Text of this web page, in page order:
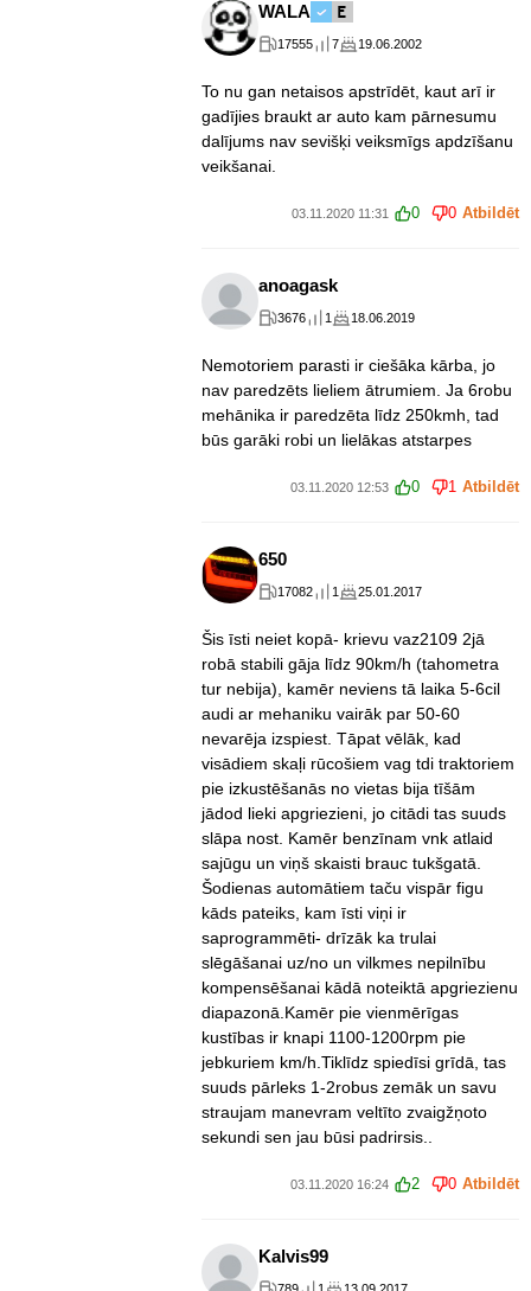
WALA
17555 7 19.06.2002
To nu gan netaisos apstrīdēt, kaut arī ir
gadījies braukt ar auto kam pārnesumu
dalījums nav sevišķi veiksmīgs apdzīšanu
veikšanai.
03.11.2020 11:31 0 0 Atbildēt
anoagask
3676 1 18.06.2019
Nemotoriem parasti ir ciešāka kārba, jo
nav paredzēts lieliem ātrumiem. Ja 6robu
mehānika ir paredzēta līdz 250kmh, tad
būs garāki robi un lielākas atstarpes
03.11.2020 12:53 0 1 Atbildēt
650
17082 1 25.01.2017
Šis īsti neiet kopā- krievu vaz2109 2jā
robā stabili gāja līdz 90km/h (tahometra
tur nebija), kamēr neviens tā laika 5-6cil
audi ar mehaniku vairāk par 50-60
nevarēja izspiest. Tāpat vēlāk, kad
visādiem skaļi rūcošiem vag tdi traktoriem
pie izkustēšanās no vietas bija tīšām
jādod lieki apgriezieni, jo citādi tas suuds
slāpa nost. Kamēr benzīnam vnk atlaid
sajūgu un viņš skaisti brauc tukšgatā.
Šodienas automātiem taču vispār figu
kāds pateiks, kam īsti viņi ir
saprogrammēti- drīzāk ka trulai
slēgāšanai uz/no un vilkmes nepilnību
kompensēšanai kādā noteiktā apgriezienu
diapazonā.Kamēr pie vienmērīgas
kustības ir knapi 1100-1200rpm pie
jebkuriem km/h.Tiklīdz spiedīsi grīdā, tas
suuds pārleks 1-2robus zemāk un savu
straujam manevram veltīto zvaigžņoto
sekundi sen jau būsi padrirsis..
03.11.2020 16:24 2 0 Atbildēt
Kalvis99